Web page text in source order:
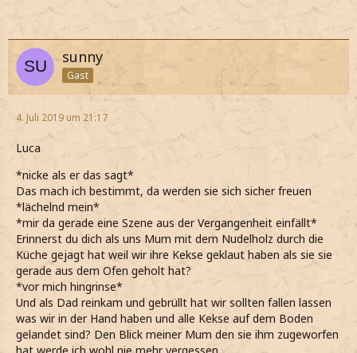
sunny
Gast
4. Juli 2019 um 21:17
Luca
*nicke als er das sagt*
Das mach ich bestimmt, da werden sie sich sicher freuen
*lächelnd mein*
*mir da gerade eine Szene aus der Vergangenheit einfällt*
Erinnerst du dich als uns Mum mit dem Nudelholz durch die
Küche gejagt hat weil wir ihre Kekse geklaut haben als sie sie
gerade aus dem Ofen geholt hat?
*vor mich hingrinse*
Und als Dad reinkam und gebrüllt hat wir sollten fallen lassen
was wir in der Hand haben und alle Kekse auf dem Boden
gelandet sind? Den Blick meiner Mum den sie ihm zugeworfen